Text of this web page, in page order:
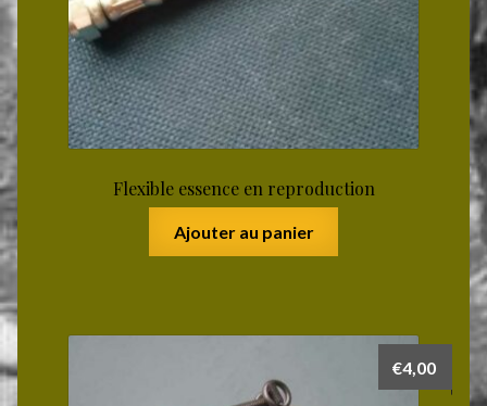
Flexible essence en reproduction
Ajouter au panier
€4,00